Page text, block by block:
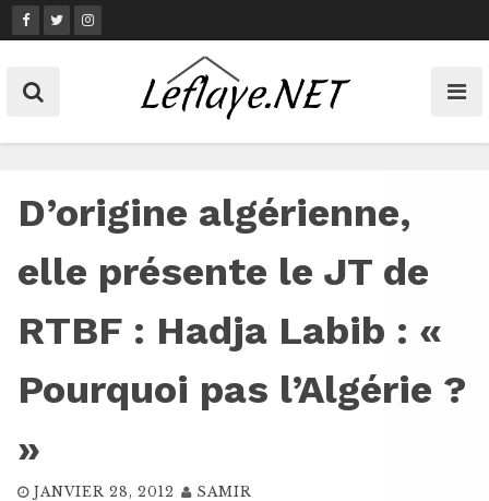
Skip
to
D’origine algérienne,
elle présente le JT de
RTBF : Hadja Labib : «
Pourquoi pas l’Algérie ?
»
JANVIER 28, 2012 SAMIR